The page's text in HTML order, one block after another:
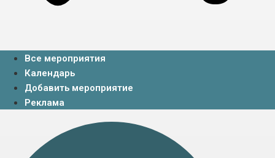
Все мероприятия
Календарь
Добавить мероприятие
Реклама